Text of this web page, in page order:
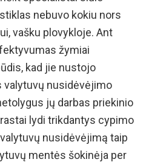
nebuvo kokiu nors
vašku plovykloje. Ant
žymiai
kad jie nustojo
valytuvų nusidėvėjimo
jų darbas priekinio
lydi trikdantys cypimo
nusidėvėjimą taip
mentės šokinėja per